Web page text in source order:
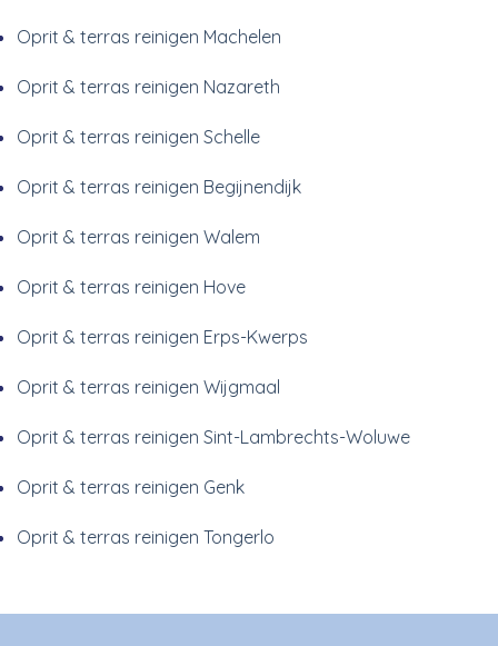
Oprit & terras reinigen Machelen
Oprit & terras reinigen Nazareth
Oprit & terras reinigen Schelle
Oprit & terras reinigen Begijnendijk
Oprit & terras reinigen Walem
Oprit & terras reinigen Hove
Oprit & terras reinigen Erps-Kwerps
Oprit & terras reinigen Wijgmaal
Oprit & terras reinigen Sint-Lambrechts-Woluwe
Oprit & terras reinigen Genk
Oprit & terras reinigen Tongerlo